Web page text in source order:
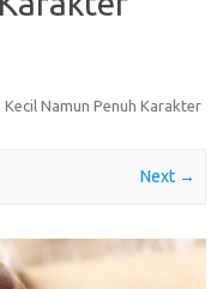
Kecil Namun Penuh Karakter
Next →